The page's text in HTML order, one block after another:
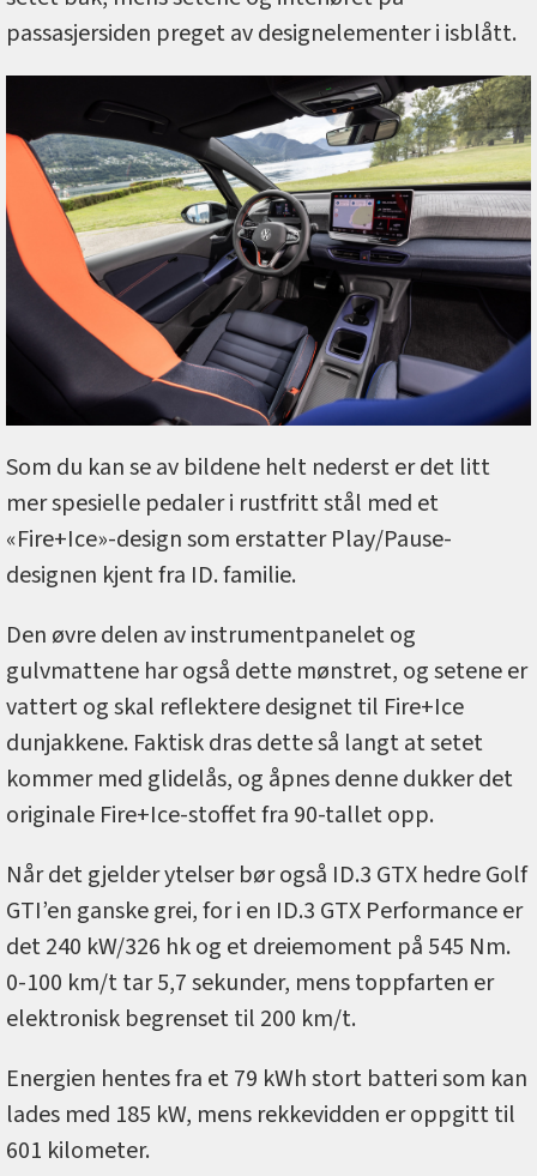
passasjersiden preget av designelementer i isblått.
Som du kan se av bildene helt nederst er det litt
mer spesielle pedaler i rustfritt stål med et
«Fire+Ice»-design som erstatter Play/Pause-
designen kjent fra ID. familie.
Den øvre delen av instrumentpanelet og
gulvmattene har også dette mønstret, og setene er
vattert og skal reflektere designet til Fire+Ice
dunjakkene. Faktisk dras dette så langt at setet
kommer med glidelås, og åpnes denne dukker det
originale Fire+Ice-stoffet fra 90-tallet opp.
Når det gjelder ytelser bør også ID.3 GTX hedre Golf
GTI’en ganske grei, for i en ID.3 GTX Performance er
det 240 kW/326 hk og et dreiemoment på 545 Nm.
0-100 km/t tar 5,7 sekunder, mens toppfarten er
elektronisk begrenset til 200 km/t.
Energien hentes fra et 79 kWh stort batteri som kan
lades med 185 kW, mens rekkevidden er oppgitt til
601 kilometer.